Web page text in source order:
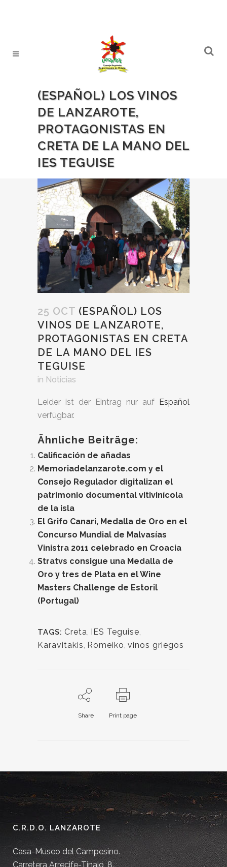
(ESPAÑOL) LOS VINOS
DE LANZAROTE,
PROTAGONISTAS EN
CRETA DE LA MANO DEL
IES TEGUISE
25 OCT (ESPAÑOL) LOS
VINOS DE LANZAROTE,
PROTAGONISTAS EN CRETA
DE LA MANO DEL IES
TEGUISE
in Noticias
Leider ist der Eintrag nur auf Español
verfügbar.
Ähnliche Beiträge:
Calificación de añadas
Memoriadelanzarote.com y el
Consejo Regulador digitalizan el
patrimonio documental vitivinícola
de la isla
El Grifo Canari, Medalla de Oro en el
Concurso Mundial de Malvasías
Vinistra 2011 celebrado en Croacia
Stratvs consigue una Medalla de
Oro y tres de Plata en el Wine
Masters Challenge de Estoril
(Portugal)
TAGS: Creta, IES Teguise,
Karavitakis, Romeiko, vinos griegos
Share Print page
C.R.D.O. LANZAROTE
Casa-Museo del Campesino.
Carretera Arrecife-Tinajo, 8.